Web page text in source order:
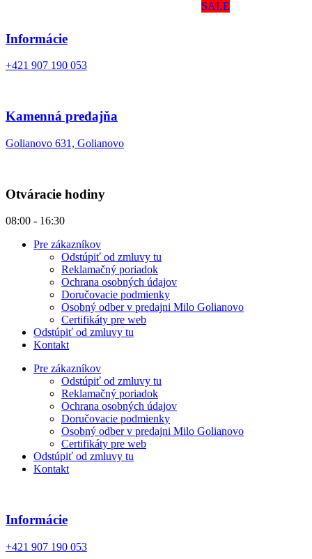
Informácie
+421 907 190 053
Kamenná predajňa
Golianovo 631, Golianovo
Otváracie hodiny
08:00 - 16:30
Pre zákazníkov
Odstúpiť od zmluvy tu
Reklamačný poriadok
Ochrana osobných údajov
Doručovacie podmienky
Osobný odber v predajni Milo Golianovo
Certifikáty pre web
Odstúpiť od zmluvy tu
Kontakt
Pre zákazníkov
Odstúpiť od zmluvy tu
Reklamačný poriadok
Ochrana osobných údajov
Doručovacie podmienky
Osobný odber v predajni Milo Golianovo
Certifikáty pre web
Odstúpiť od zmluvy tu
Kontakt
Informácie
+421 907 190 053
SALE